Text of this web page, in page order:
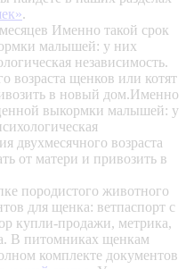
.
Именно такой срок
малышей: у них
независимость.
возраста щенков или котят
в новый дом.Именно
выкормки малышей: у
двухмесячного возраста
от матери и привозить в
породистого животного
для щенка: ветпаспорт с
купли-продажи, метрика,
В питомниках щенкам
комплекте документов